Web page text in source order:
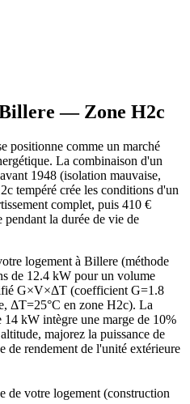
— Zone H2c
positionne comme un marché
La combinaison d'un
1948 (isolation mauvaise,
tempéré crée les conditions d'un
complet, puis 410 €
pendant la durée de vie de
logement à Billere (méthode
de 12.4 kW pour un volume
G×V×ΔT (coefficient G=1.8
ΔT=25°C en zone H2c). La
14 kW intègre une marge de 10%
majorez la puissance de
de rendement de l'unité extérieure
votre logement (construction